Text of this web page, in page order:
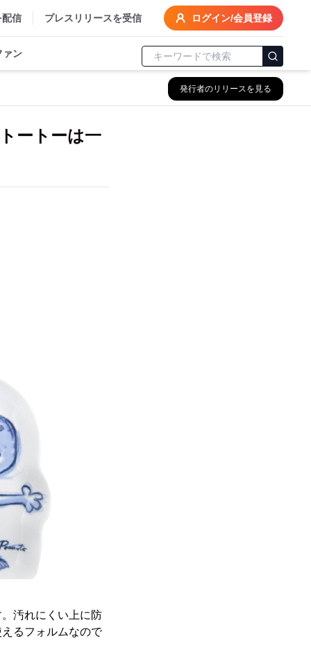
配信 プレスリリースを受信 ログイン/会員登録
ァン
発行者のリリースを見る
ートーは一
汚れにくい上に防
るフォルムなので